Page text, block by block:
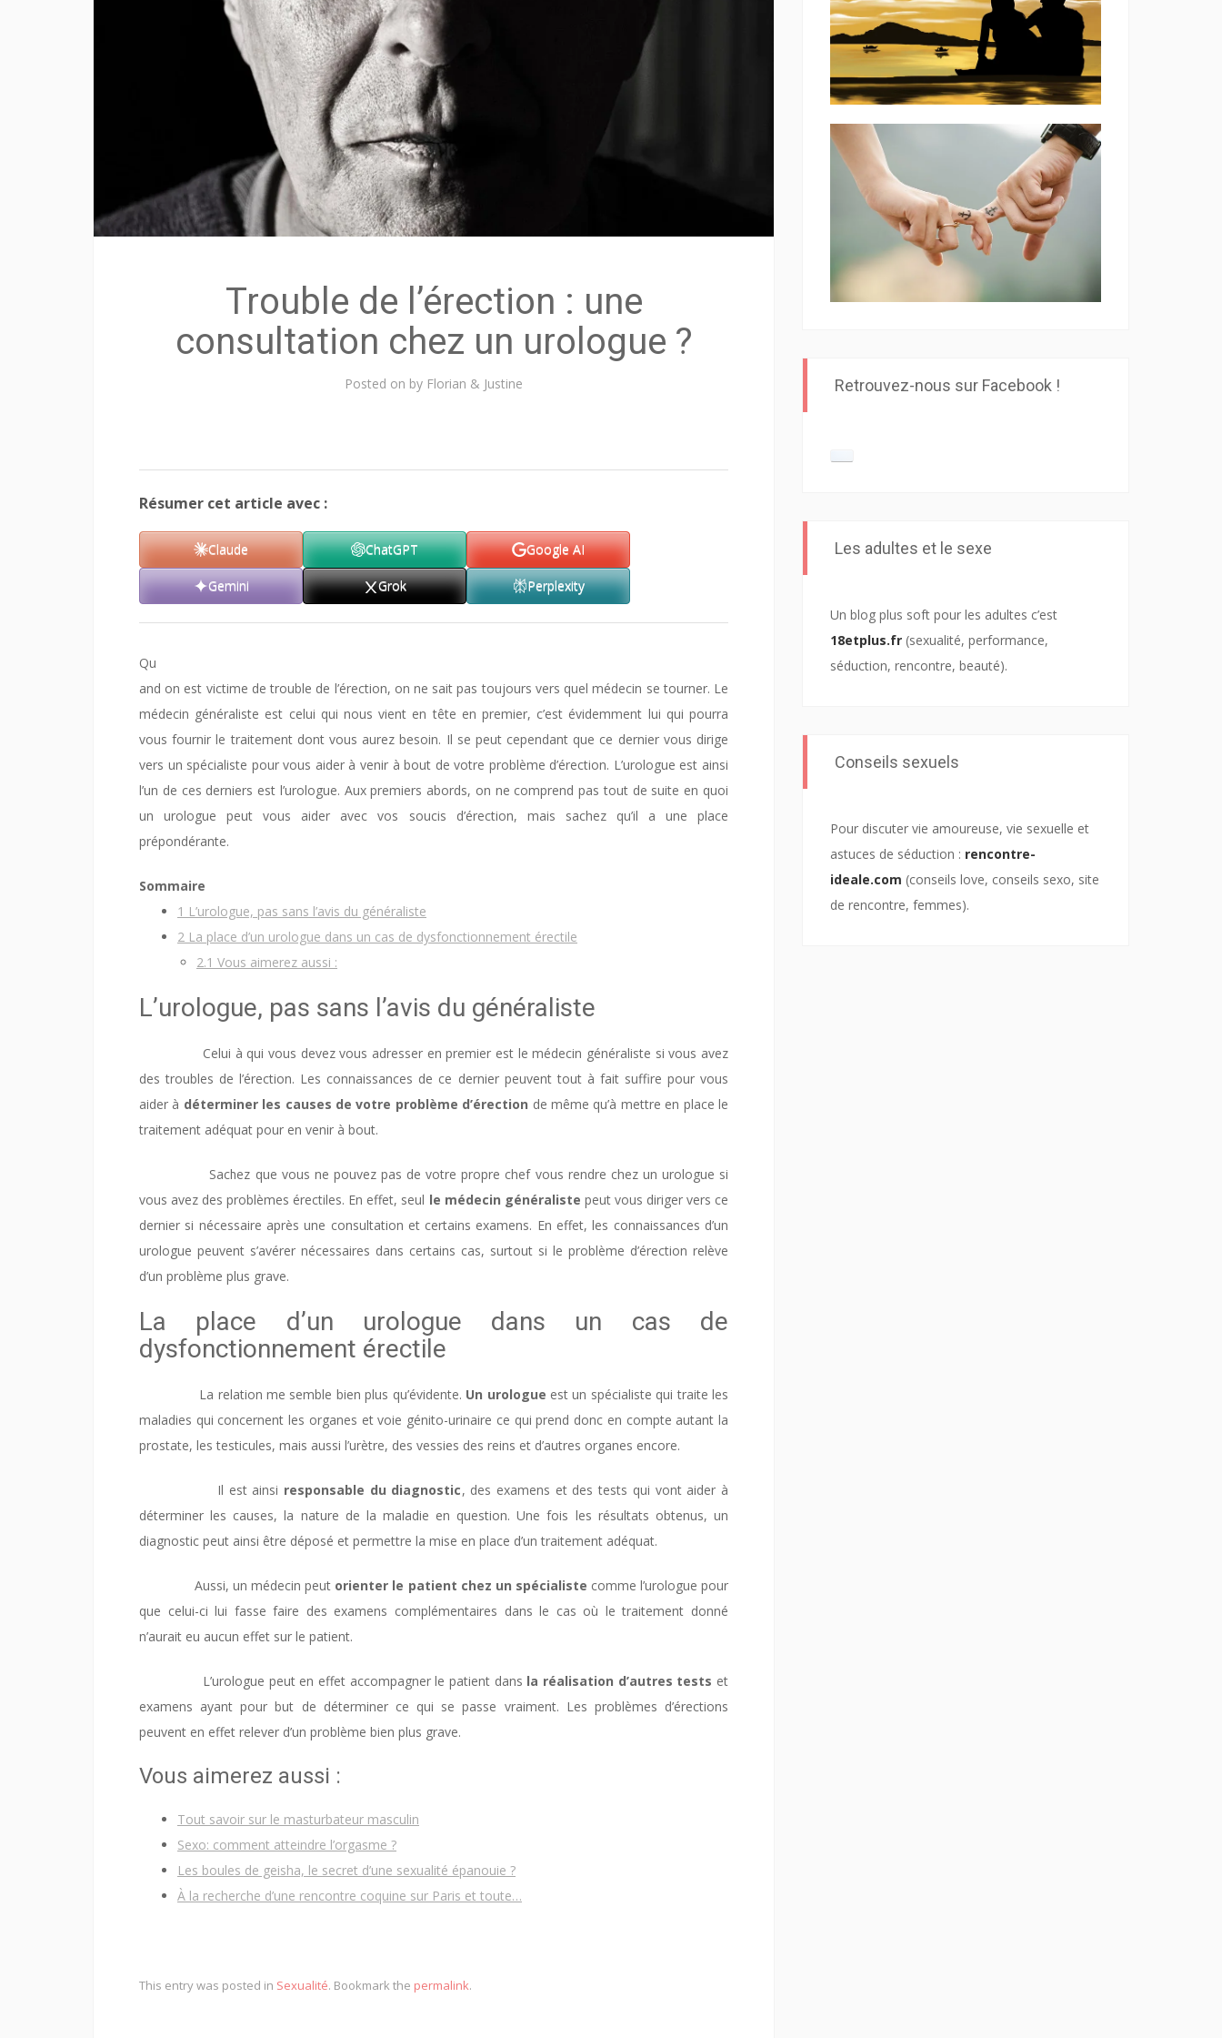
Trouble de l’érection : une
consultation chez un urologue ?
Posted on by Florian & Justine
Résumer cet article avec :
Claude ChatGPT Google AI
Gemini Grok Perplexity
Qu
and on est victime de trouble de l’érection, on ne sait pas toujours vers quel médecin se tourner. Le
médecin généraliste est celui qui nous vient en tête en premier, c’est évidemment lui qui pourra
vous fournir le traitement dont vous aurez besoin. Il se peut cependant que ce dernier vous dirige
vers un spécialiste pour vous aider à venir à bout de votre problème d’érection. L’urologue est ainsi
l’un de ces derniers est l’urologue. Aux premiers abords, on ne comprend pas tout de suite en quoi
un urologue peut vous aider avec vos soucis d’érection, mais sachez qu’il a une place
prépondérante.
Sommaire
1 L’urologue, pas sans l’avis du généraliste
2 La place d’un urologue dans un cas de dysfonctionnement érectile
2.1 Vous aimerez aussi :
L’urologue, pas sans l’avis du généraliste
Celui à qui vous devez vous adresser en premier est le médecin généraliste si vous avez
des troubles de l’érection. Les connaissances de ce dernier peuvent tout à fait suffire pour vous
aider à déterminer les causes de votre problème d’érection de même qu’à mettre en place le
traitement adéquat pour en venir à bout.
Sachez que vous ne pouvez pas de votre propre chef vous rendre chez un urologue si
vous avez des problèmes érectiles. En effet, seul le médecin généraliste peut vous diriger vers ce
dernier si nécessaire après une consultation et certains examens. En effet, les connaissances d’un
urologue peuvent s’avérer nécessaires dans certains cas, surtout si le problème d’érection relève
d’un problème plus grave.
La place d’un urologue dans un cas de
dysfonctionnement érectile
La relation me semble bien plus qu’évidente. Un urologue est un spécialiste qui traite les
maladies qui concernent les organes et voie génito-urinaire ce qui prend donc en compte autant la
prostate, les testicules, mais aussi l’urètre, des vessies des reins et d’autres organes encore.
Il est ainsi responsable du diagnostic, des examens et des tests qui vont aider à
déterminer les causes, la nature de la maladie en question. Une fois les résultats obtenus, un
diagnostic peut ainsi être déposé et permettre la mise en place d’un traitement adéquat.
Aussi, un médecin peut orienter le patient chez un spécialiste comme l’urologue pour
que celui-ci lui fasse faire des examens complémentaires dans le cas où le traitement donné
n’aurait eu aucun effet sur le patient.
L’urologue peut en effet accompagner le patient dans la réalisation d’autres tests et
examens ayant pour but de déterminer ce qui se passe vraiment. Les problèmes d’érections
peuvent en effet relever d’un problème bien plus grave.
Vous aimerez aussi :
Tout savoir sur le masturbateur masculin
Sexo: comment atteindre l’orgasme ?
Les boules de geisha, le secret d’une sexualité épanouie ?
À la recherche d’une rencontre coquine sur Paris et toute…
This entry was posted in Sexualité. Bookmark the permalink.
Retrouvez-nous sur Facebook !
Les adultes et le sexe
Un blog plus soft pour les adultes c’est
18etplus.fr (sexualité, performance,
séduction, rencontre, beauté).
Conseils sexuels
Pour discuter vie amoureuse, vie sexuelle et
astuces de séduction : rencontre-
ideale.com (conseils love, conseils sexo, site
de rencontre, femmes).